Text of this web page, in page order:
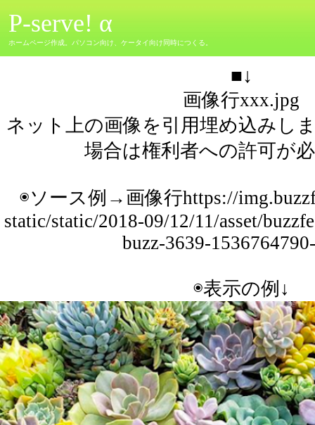
P-serve! α
ホームページ作成。パソコン向け、ケータイ向け同時につくる。
■↓
画像行xxx.jpg
ネット上の画像を引用埋め込みし
場合は権利者への許可が
◉ソース例→画像行https://
static/static/2018-09/12/11/asset/
buzz-3639-
◉表示の例↓